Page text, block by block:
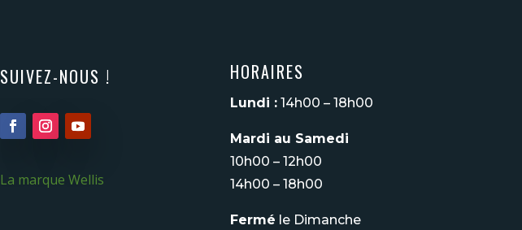
SUIVEZ-NOUS !
La marque Wellis
HORAIRES
Lundi : 14h00 – 18h00
Mardi au Samedi
10h00 – 12h00
14h00 – 18h00
Fermé le Dimanche